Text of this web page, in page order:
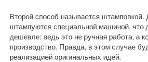
Второй способ называется штамповкой.
штампуются специальной машиной, что
дешевле: ведь это не ручная работа, а
производство. Правда, в этом случае
реализацией оригинальных идей.